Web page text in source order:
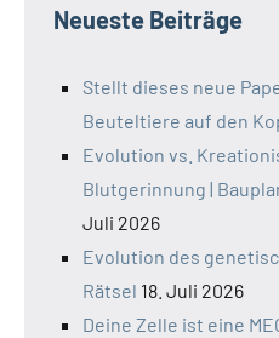
Neueste Beiträge
Stellt dieses neue
Beuteltiere auf den
Evolution vs.
Blutgerinnung |
Juli 2026
Evolution des
Rätsel 18. Juli 2026
Deine Zelle ist eine